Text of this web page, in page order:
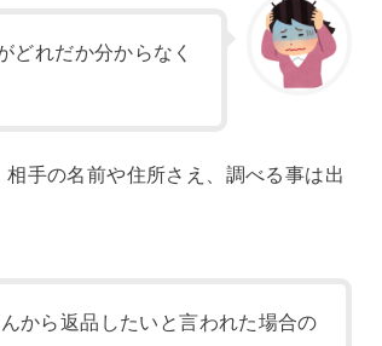
どれだか分からなく
手の名前や住所さえ、調べる事は出
から返品したいと言われた場合の